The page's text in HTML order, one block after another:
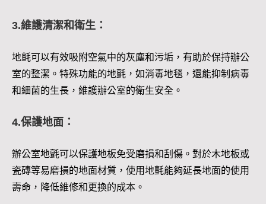
3.維護清潔和衛生：
地氈可以有效吸附空氣中的灰塵和污垢，有助於保持辦公
室的整潔。特殊功能的地氈，如消毒地毯，還能抑制病毒
和細菌的生長，維護辦公室的衛生安全。
4.保護地面：
辦公室地氈可以保護地板免受磨損和刮傷。對於木地板或
瓷磚等易磨損的地面材質，使用地氈能夠延長地面的使用
壽命，降低維修和更換的成本。